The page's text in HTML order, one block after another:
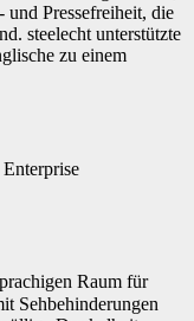
Pressefreiheit, die
steelecht unterstützte
zu einem
Raum für
Sehbehinderungen